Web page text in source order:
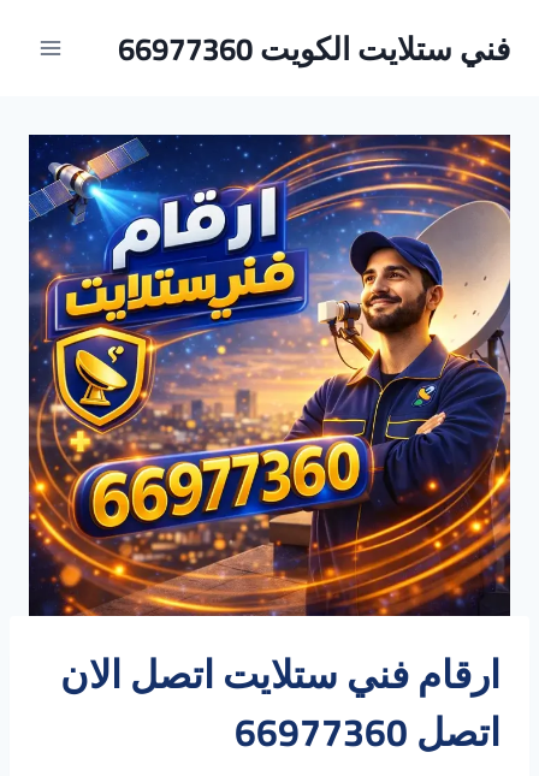
المحتوى
فني ستلايت الكويت 66977360
ارقام فني ستلايت اتصل الان
اتصل 66977360